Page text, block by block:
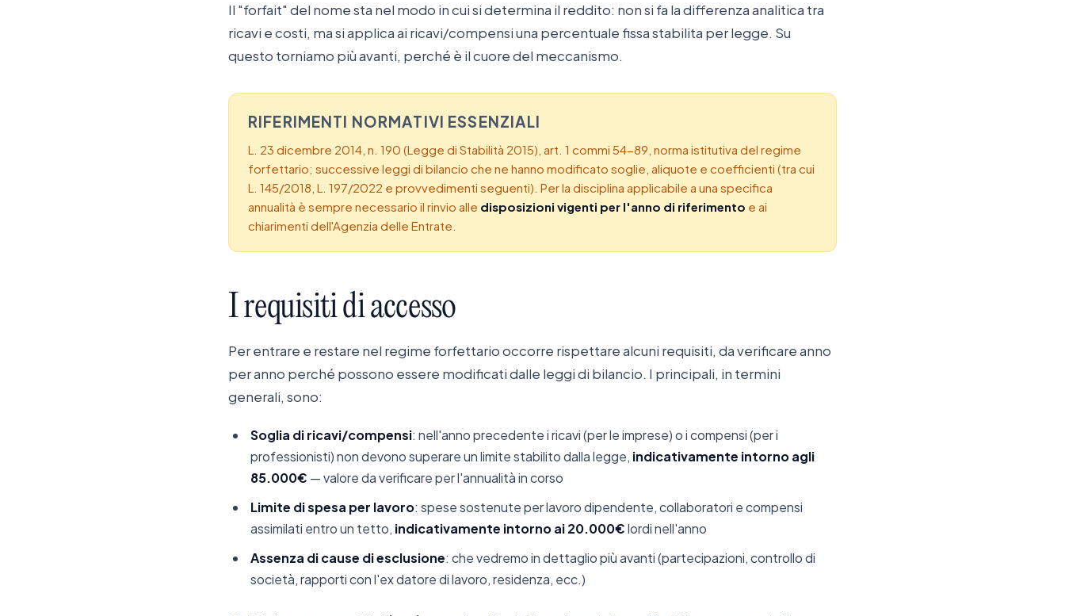
Il "forfait" del nome sta nel modo in cui si determina il reddito: non si fa la differenza analitica tra
ricavi e costi, ma si applica ai ricavi/compensi una percentuale fissa stabilita per legge. Su
questo torniamo più avanti, perché è il cuore del meccanismo.
RIFERIMENTI NORMATIVI ESSENZIALI
L. 23 dicembre 2014, n. 190 (Legge di Stabilità 2015), art. 1 commi 54-89, norma istitutiva del regime
forfettario; successive leggi di bilancio che ne hanno modificato soglie, aliquote e coefficienti (tra cui
L. 145/2018, L. 197/2022 e provvedimenti seguenti). Per la disciplina applicabile a una specifica
annualità è sempre necessario il rinvio alle disposizioni vigenti per l'anno di riferimento e ai
chiarimenti dell'Agenzia delle Entrate.
Irequisitidiaccesso
Per entrare e restare nel regime forfettario occorre rispettare alcuni requisiti, da verificare anno
per anno perché possono essere modificati dalle leggi di bilancio. I principali, in termini
generali, sono:
Soglia di ricavi/compensi: nell'anno precedente i ricavi (per le imprese) o i compensi (per i
professionisti) non devono superare un limite stabilito dalla legge, indicativamente intorno agli
85.000€ — valore da verificare per l'annualità in corso
Limite di spesa per lavoro: spese sostenute per lavoro dipendente, collaboratori e compensi
assimilati entro un tetto, indicativamente intorno ai 20.000€lordi nell'anno
Assenza di cause di esclusione: che vedremo in dettaglio più avanti (partecipazioni, controllo di
società, rapporti con l'ex datore di lavoro, residenza, ecc.)